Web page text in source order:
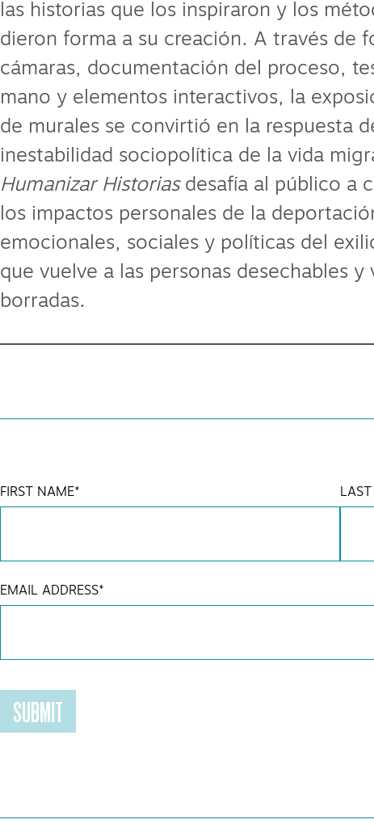
las historias que los inspiraron y los
dieron forma a su creación. A través de
cámaras, documentación del proceso,
mano y elementos interactivos, la
de murales se convirtió en la respuesta
inestabilidad sociopolítica de la vida
Humanizar Historiasdesafía al público a
los impactos personales de la
emocionales, sociales y políticas del
que vuelve a las personas desechables y
borradas.
FIRST NAME*
EMAIL ADDRESS*
SUBMIT